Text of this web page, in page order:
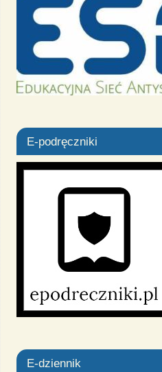
E-podręczniki
E-dziennik